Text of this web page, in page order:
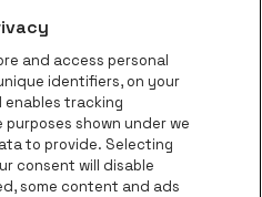
website van Voka Limburg
Ga naar de website
van Coca-Cola
Ga naar de website van
Ga naar de
van Champagne
Ga naar de website
and access personal
identifiers, on your
enables tracking
shown under we
to provide. Selecting
consent will disable
some content and ads